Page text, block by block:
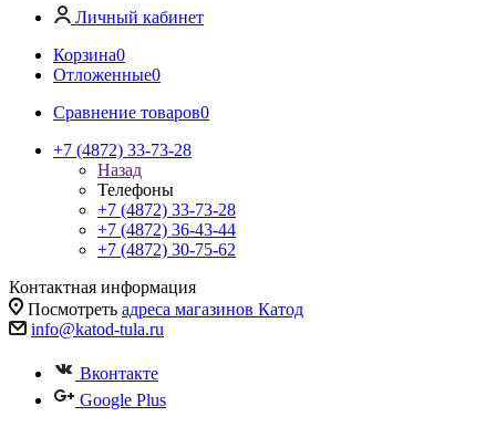
Личный кабинет
Корзина0
Отложенные0
Сравнение товаров0
+7 (4872) 33-73-28
Назад
Телефоны
+7 (4872) 33-73-28
+7 (4872) 36-43-44
+7 (4872) 30-75-62
Контактная информация
Посмотреть адреса магазинов Катод
info@katod-tula.ru
Вконтакте
Google Plus